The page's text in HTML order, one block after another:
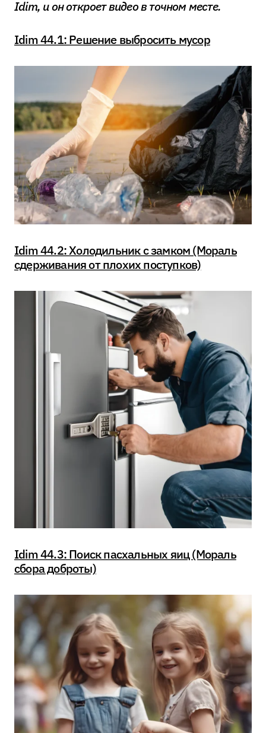
Idim, и он откроет видео в точном месте.
Idim 44.1: Решение выбросить мусор
Idim 44.2: Холодильник с замком (Мораль
сдерживания от плохих поступков)
Idim 44.3: Поиск пасхальных яиц (Мораль
сбора доброты)